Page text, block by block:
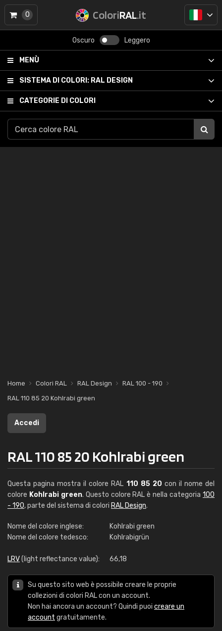
ColoriRAL.it
Oscuro Leggero
MENÙ
SISTEMA DI COLORI: RAL DESIGN
CATEGORIE DI COLORI
0
Home Colori RAL RAL Design
RAL 100 - 190
RAL 110 85 20 Kohlrabi green
Accedi
RAL 110 85 20 Kohlrabi green
Questa pagina mostra il colore RAL 110 85 20 con il nome del
colore Kohlrabi green. Questo colore RAL è nella categoria100
- 190, parte del sistema di colori RAL Design.
Nome del colore inglese:
Kohlrabi green
Nome del colore tedesco:
Kohlrabigrün
LRV(light reflectance value): 66,18
Su questo sito web è possibile creare le proprie
collezioni di colori RAL con un account.
Non hai ancora un account? Quindi puoi creare un
account gratuitamente.